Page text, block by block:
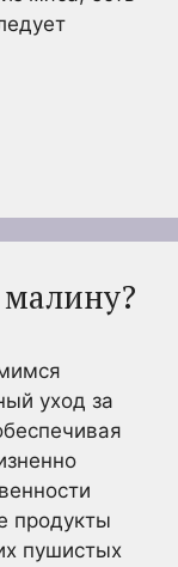
уход за
продукты
пушистых